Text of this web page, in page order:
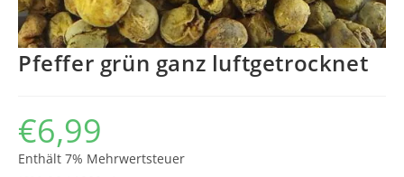
Pfeffer grün ganz luftgetrocknet
€6,99
Enthält 7% Mehrwertsteuer